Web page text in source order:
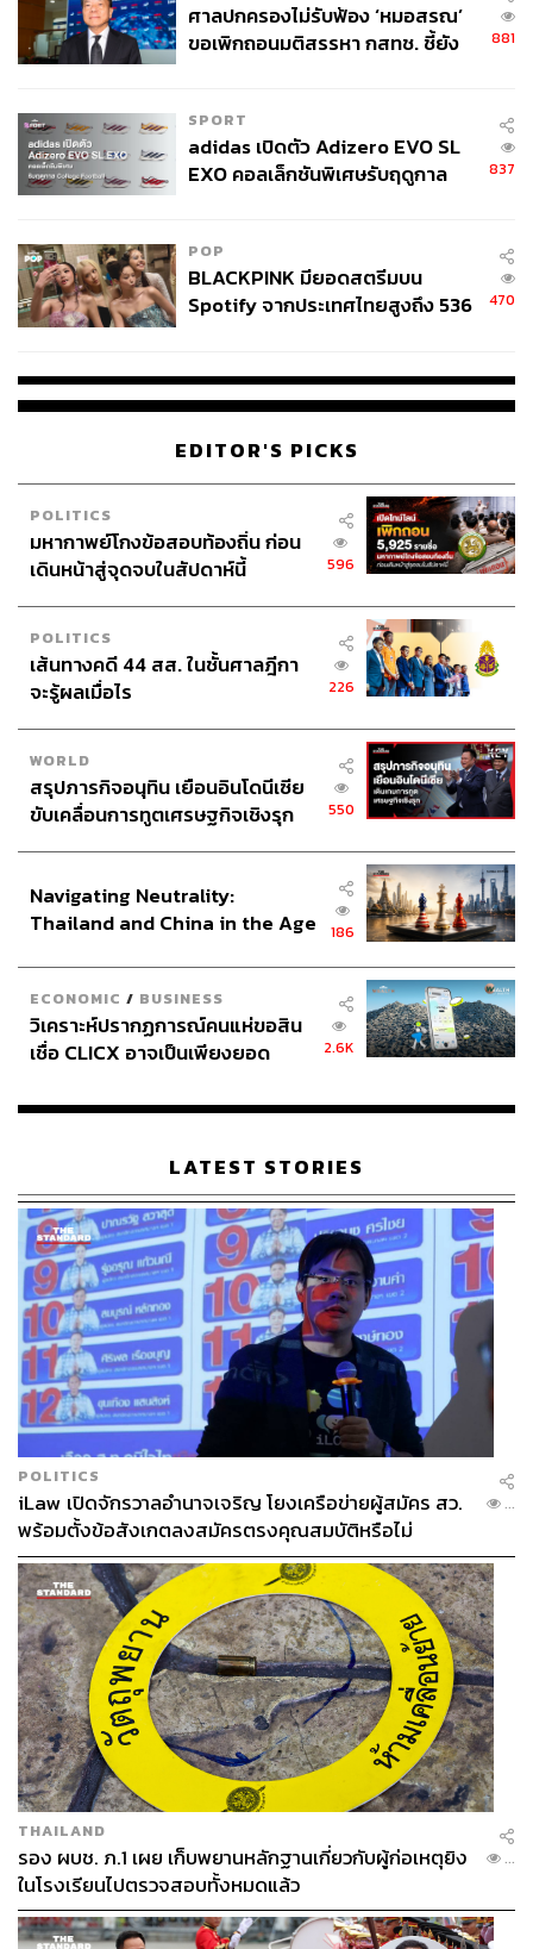
ศาลปกครองไม่รับฟ้อง ‘หมอสรณ’
ขอเพิกถอนมติสรรหา กสทช. ชี้ยัง
881
SPORT
adidas เปิดตัว Adizero EVO SL
EXO คอลเล็กชันพิเศษรับฤดูกาล
837
POP
BLACKPINK มียอดสตรีมบน
Spotify จากประเทศไทยสูงถึง 536
470
EDITOR'S PICKS
POLITICS
มหากาพย์โกงข้อสอบท้องถิ่น ก่อน
เดินหน้าสู่จุดจบในสัปดาห์นี้
596
POLITICS
เส้นทางคดี 44 สส. ในชั้นศาลฎีกา
จะรู้ผลเมื่อไร
226
WORLD
สรุปภารกิจอนุทิน เยือนอินโดนีเซีย
ขับเคลื่อนการทูตเศรษฐกิจเชิงรุก
550
Navigating Neutrality:
Thailand and China in the Age
186
ECONOMIC / BUSINESS
วิเคราะห์ปรากฏการณ์คนแห่ขอสิน
เชื่อ CLICX อาจเป็นเพียงยอด
เรือนไทยที่ถูกซุกไว้
2.6K
LATEST STORIES
POLITICS
iLaw เปิดจักรวาลอำนาจเจริญ โยงเครือข่ายผู้สมัคร สว.
พร้อมตั้งข้อสังเกตลงสมัครตรงคุณสมบัติหรือไม่
...
THAILAND
รอง ผบช. ภ.1 เผย เก็บพยานหลักฐานเกี่ยวกับผู้ก่อเหตุยิง
ในโรงเรียนไปตรวจสอบทั้งหมดแล้ว
...